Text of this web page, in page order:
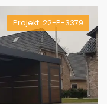
Projekt: 22-P-3379